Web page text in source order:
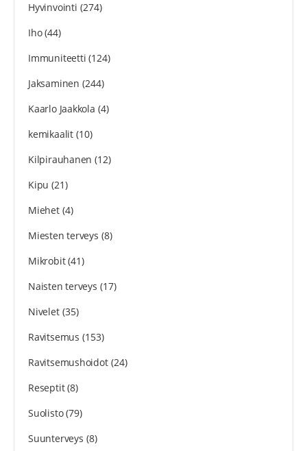
Hyvinvointi (274)
Iho(44)
Immuniteetti (124)
Jaksaminen (244)
Kaarlo Jaakkola (4)
kemikaalit(10)
Kilpirauhanen (12)
Kipu (21)
Miehet(4)
Miesten terveys (8)
Mikrobit(41)
Naisten terveys (17)
Nivelet(35)
Ravitsemus (153)
Ravitsemushoidot(24)
Reseptit(8)
Suolisto(79)
Suunterveys (8)